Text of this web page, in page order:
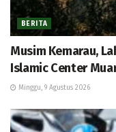
BERITA
Musim Kemarau,
Islamic Center
Minggu, 9 Agustus 2026